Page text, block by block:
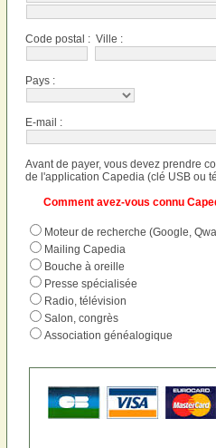
Code postal : Ville :
Pays :
E-mail :
Avant de payer, vous devez prendre
de l'application Capedia (clé USB ou
Comment avez-vous connu
Moteur de recherche (Google,
Mailing Capedia
Bouche à oreille
Presse spécialisée
Radio, télévision
Salon, congrès
Association généalogique